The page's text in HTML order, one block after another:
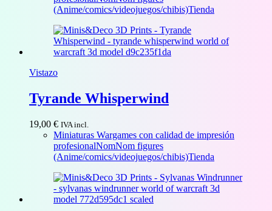
(Anime/comics/videojuegos/chibis)Tienda
Vistazo
Tyrande Whisperwind
19,00 € IVA incl.
Miniaturas Wargames con calidad de impresión
profesionalNomNom figures
(Anime/comics/videojuegos/chibis)Tienda